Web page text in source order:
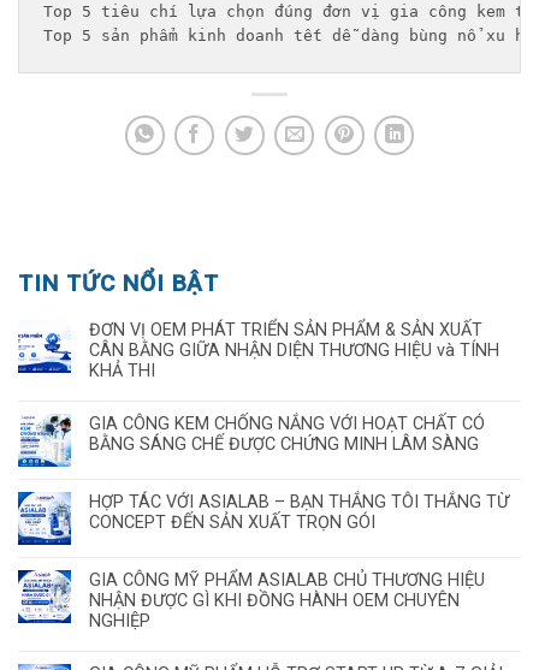
Top 5 tiêu chí lựa chọn đúng đơn vị gia công kem
Top 5 sản phẩm kinh doanh tết dễ dàng bùng nổ xu
TIN TỨC NỔI BẬT
ĐƠN VỊ OEM PHÁT TRIỂN SẢN PHẨM & SẢN XUẤT
CÂN BẰNG GIỮA NHẬN DIỆN THƯƠNG HIỆU và TÍNH
KHẢ THI
GIA CÔNG KEM CHỐNG NẮNG VỚI HOẠT CHẤT CÓ
BẰNG SÁNG CHẾ ĐƯỢC CHỨNG MINH LÂM SÀNG
HỢP TÁC VỚI ASIALAB – BẠN THẮNG TÔI THẮNG TỪ
CONCEPT ĐẾN SẢN XUẤT TRỌN GÓI
GIA CÔNG MỸ PHẨM ASIALAB CHỦ THƯƠNG HIỆU
NHẬN ĐƯỢC GÌ KHI ĐỒNG HÀNH OEM CHUYÊN
NGHIỆP